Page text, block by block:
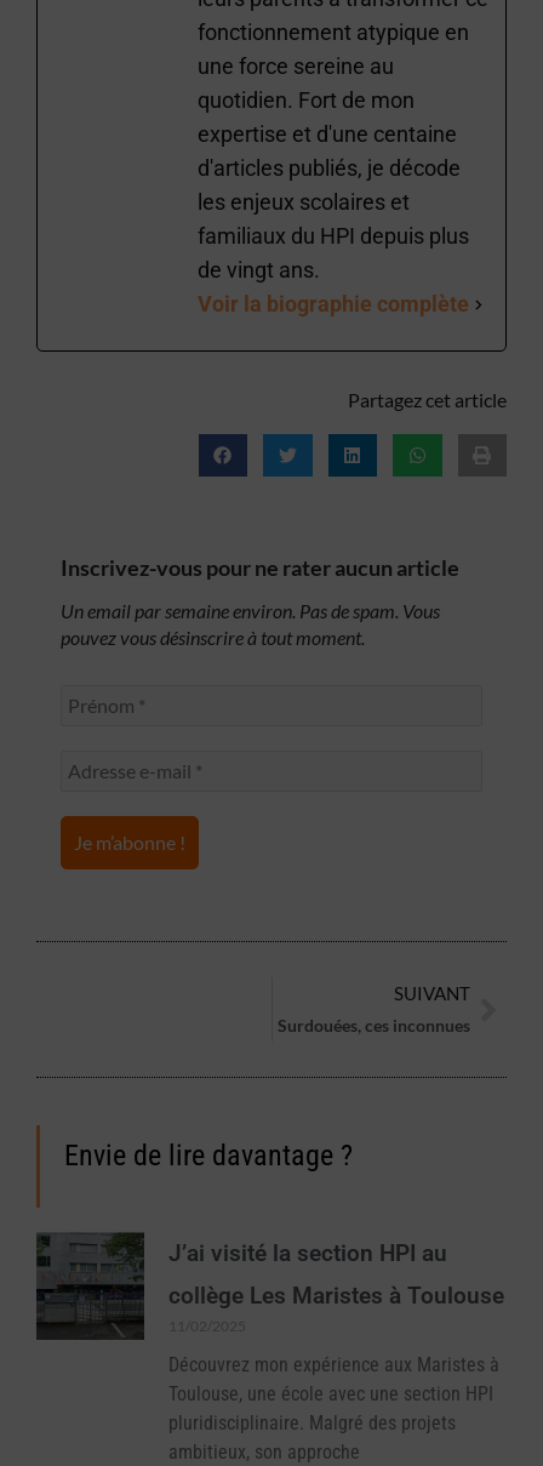
fonctionnement atypique en
une force sereine au
quotidien. Fort de mon
expertise et d'une centaine
d'articles publiés, je décode
les enjeux scolaires et
familiaux du HPI depuis plus
de vingt ans.
Voir la biographie complète
Partagez cet article
Inscrivez-vous pour ne rater aucun article
Un email par semaine environ. Pas de spam. Vous
pouvez vous désinscrire à tout moment.
SUIVANT
Surdouées, ces inconnues
Envie de lire davantage ?
J’ai visité la section HPI au
collège Les Maristes à Toulouse
11/02/2025
Découvrez mon expérience aux Maristes à
Toulouse, une école avec une section HPI
pluridisciplinaire. Malgré des projets
ambitieux, son approche